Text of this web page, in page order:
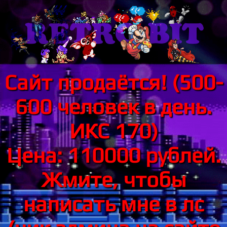
Сайт продаётся! (500-
600 человек в день.
ИКС 170)
Цена: 110000 рублей.
Жмите, чтобы
написать мне в лс